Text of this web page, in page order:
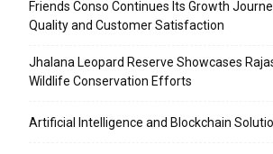
Friends Conso Continues Its Growth
Quality and Customer Satisfaction
Jhalana Leopard Reserve Showcases
Wildlife Conservation Efforts
Artificial Intelligence and Blockchain